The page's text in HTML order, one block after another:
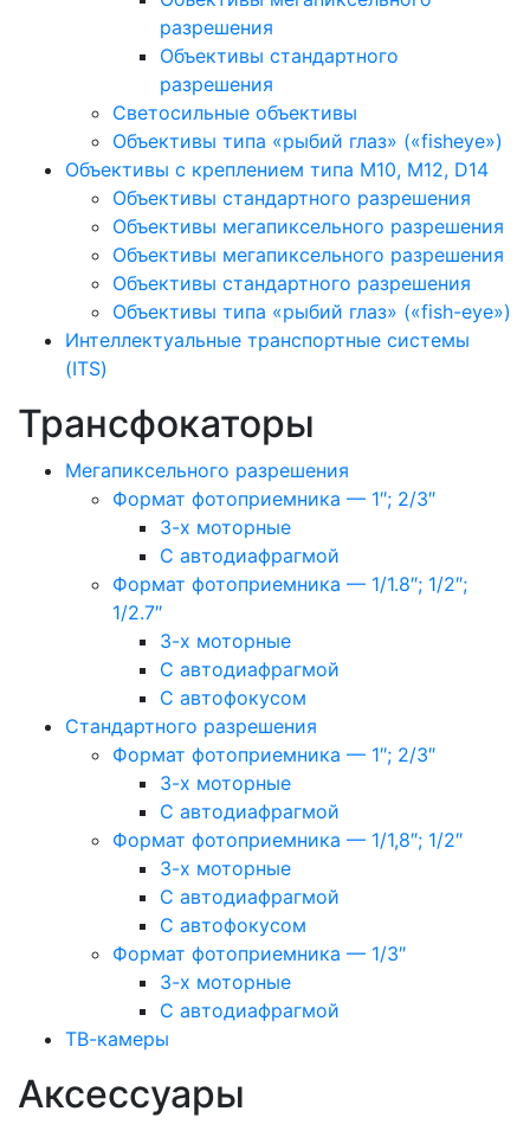
разрешения
Объективы стандартного
разрешения
Светосильные объективы
Объективы типа «рыбий глаз» («fisheye»)
Объективы с креплением типа M10, M12, D14
Объективы стандартного разрешения
Объективы мегапиксельного разрешения
Объективы мегапиксельного разрешения
Объективы стандартного разрешения
Объективы типа «рыбий глаз» («fish-eye»)
Интеллектуальные транспортные системы
(ITS)
Трансфокаторы
Мегапиксельного разрешения
Формат фотоприемника — 1″; 2/3″
3-х моторные
С автодиафрагмой
Формат фотоприемника — 1/1.8″; 1/2″;
1/2.7″
3-х моторные
С автодиафрагмой
С автофокусом
Стандартного разрешения
Формат фотоприемника — 1″; 2/3″
3-х моторные
С автодиафрагмой
Формат фотоприемника — 1/1,8″; 1/2″
3-х моторные
С автодиафрагмой
С автофокусом
Формат фотоприемника — 1/3″
3-х моторные
С автодиафрагмой
ТВ-камеры
Аксессуары